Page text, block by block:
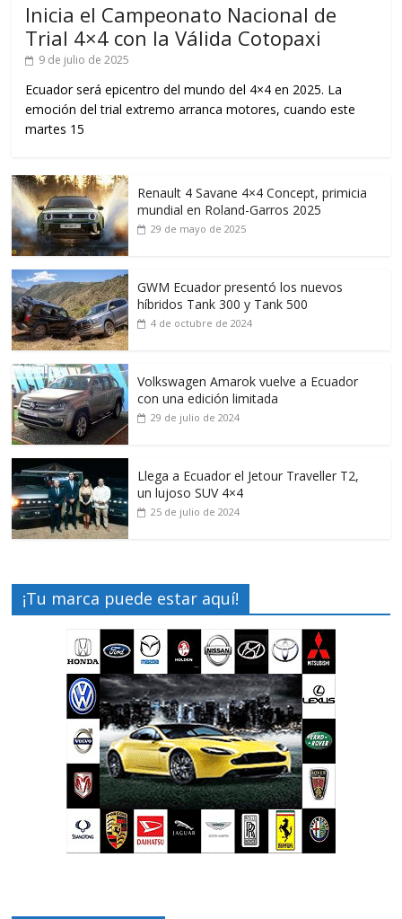
Inicia el Campeonato Nacional de
Trial 4×4 con la Válida Cotopaxi
9 de julio de 2025
Ecuador será epicentro del mundo del 4×4 en 2025. La
emoción del trial extremo arranca motores, cuando este
martes 15
Renault 4 Savane 4×4 Concept, primicia
mundial en Roland-Garros 2025
29 de mayo de 2025
GWM Ecuador presentó los nuevos
híbridos Tank 300 y Tank 500
4 de octubre de 2024
Volkswagen Amarok vuelve a Ecuador
con una edición limitada
29 de julio de 2024
Llega a Ecuador el Jetour Traveller T2,
un lujoso SUV 4×4
25 de julio de 2024
¡Tu marca puede estar aquí!